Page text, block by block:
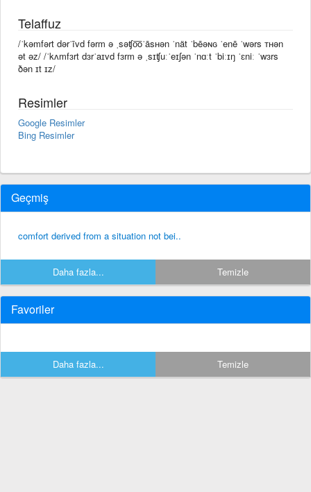
Telaffuz
/ˈkəmfərt dərˈīvd fərm ə ˌsəʧo͞oˈāsʜən ˈnät ˈbēəɴɢ ˈenē ˈwərs ᴛʜən
ət əz/ /ˈkʌmfɜrt dɜrˈaɪvd fɜrm ə ˌsɪʧuːˈeɪʃən ˈnɑːt ˈbiːɪŋ ˈɛniː ˈwɜrs
ðən ɪt ɪz/
Resimler
Google Resimler
Bing Resimler
Geçmiş
comfort derived from a situation not bei..
Daha fazla... Temizle
Favoriler
Daha fazla... Temizle